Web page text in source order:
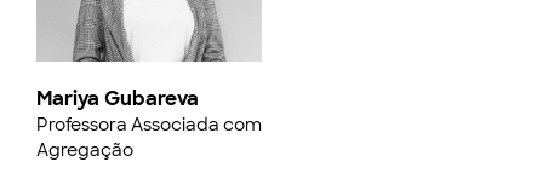
Mariya Gubareva
Professora Associada com
Agregação